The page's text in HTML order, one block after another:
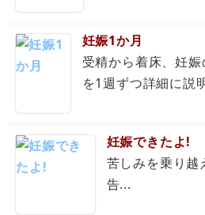
妊娠1か月
受精から着床、妊
を1週ずつ詳細に説
妊娠できたよ!
苦しみを乗り越
告...